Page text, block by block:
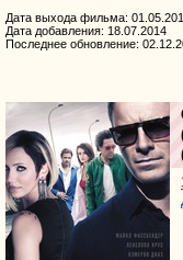
Дата выхода фильма:
Дата добавления: 18.07.2014
Последнее обновление: